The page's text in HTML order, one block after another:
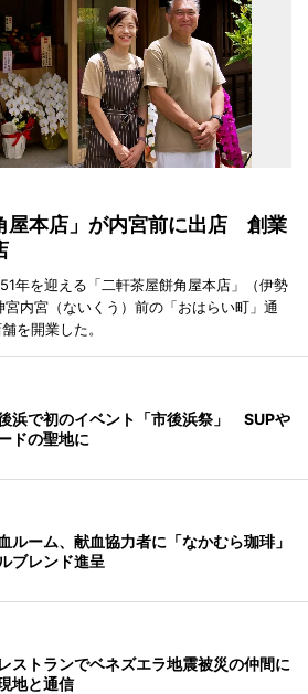
屋本店」が内宮前に出店 創業
年を迎える「二軒茶屋餅角屋本店」（伊勢
内宮（ないくう）前の「おはらい町」通
を開業した。
浜で初のイベント「市後浜祭」 SUPや
ドの聖地に
ルーム、献血協力者に「なかむら珈琲」
ブレンド進呈
ストランでベネズエラ地震被災の仲間に
地と通信